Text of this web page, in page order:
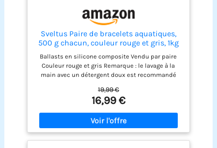
Sveltus Paire de bracelets aquatiques,
500 g chacun, couleur rouge et gris, 1kg
Ballasts en silicone composite Vendu par paire
Couleur rouge et gris Remarque : le lavage à la
main avec un détergent doux est recommandé
paire. Couleur : rouge et gris Poids : 1,00 kg Poids :
1,00 kg
19,99 €
16,99 €